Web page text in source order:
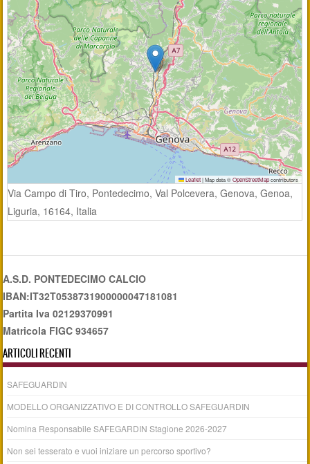
Leaflet |Map data ©OpenStreetMapcontributors
Via Campo di Tiro, Pontedecimo, Val Polcevera, Genova, Genoa,
Liguria, 16164, Italia
A.S.D. PONTEDECIMO CALCIO
IBAN:IT32T0538731900000047181081
Partita Iva 02129370991
Matricola FIGC 934657
ARTICOLI RECENTI
SAFEGUARDIN
MODELLO ORGANIZZATIVO E DI CONTROLLO SAFEGUARDIN
Nomina Responsabile SAFEGARDIN Stagione 2026-2027
Non sei tesserato e vuoi iniziare un percorso sportivo?